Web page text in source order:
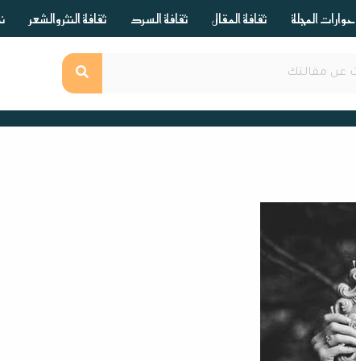
حوارات المجلة ثقافة المقال ثقافة السرد ثقافة النثر والشعر